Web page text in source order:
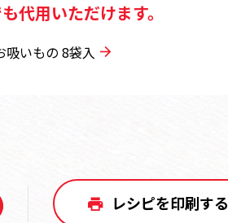
代用いただけます。
吸いもの 8袋入
レシピを印刷する